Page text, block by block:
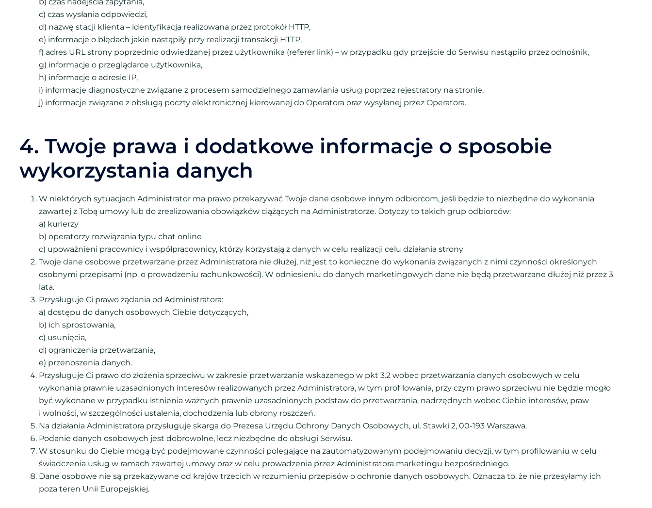
c) czas wysłania odpowiedzi,
d) nazwę stacji klienta – identyfikacja realizowana przez protokół HTTP,
e) informacje o błędach jakie nastąpiły przy realizacji transakcji HTTP,
f) adres URL strony poprzednio odwiedzanej przez użytkownika (referer link) – w przypadku gdy przejście do Serwisu nastąpiło przez odnośnik,
g) informacje o przeglądarce użytkownika,
h) informacje o adresie IP,
i) informacje diagnostyczne związane z procesem samodzielnego zamawiania usług poprzez rejestratory na stronie,
j) informacje związane z obsługą poczty elektronicznej kierowanej do Operatora oraz wysyłanej przez Operatora.
4. Twoje prawa i dodatkowe informacje o sposobie
wykorzystania danych
W niektórych sytuacjach Administrator ma prawo przekazywać Twoje dane osobowe innym odbiorcom, jeśli będzie to niezbędne do wykonania
zawartej z Tobą umowy lub do zrealizowania obowiązków ciążących na Administratorze. Dotyczy to takich grup odbiorców:
a) kurierzy
b) operatorzy rozwiązania typu chat online
c) upoważnieni pracownicy i współpracownicy, którzy korzystają z danych w celu realizacji celu działania strony
Twoje dane osobowe przetwarzane przez Administratora nie dłużej, niż jest to konieczne do wykonania związanych z nimi czynności określonych
osobnymi przepisami (np. o prowadzeniu rachunkowości). W odniesieniu do danych marketingowych dane nie będą przetwarzane dłużej niż przez 3
lata.
Przysługuje Ci prawo żądania od Administratora:
a) dostępu do danych osobowych Ciebie dotyczących,
b) ich sprostowania,
c) usunięcia,
d) ograniczenia przetwarzania,
e) przenoszenia danych.
Przysługuje Ci prawo do złożenia sprzeciwu w zakresie przetwarzania wskazanego w pkt 3.2 wobec przetwarzania danych osobowych w celu
wykonania prawnie uzasadnionych interesów realizowanych przez Administratora, w tym profilowania, przy czym prawo sprzeciwu nie będzie mogło
być wykonane w przypadku istnienia ważnych prawnie uzasadnionych podstaw do przetwarzania, nadrzędnych wobec Ciebie interesów, praw
i wolności, w szczególności ustalenia, dochodzenia lub obrony roszczeń.
Na działania Administratora przysługuje skarga do Prezesa Urzędu Ochrony Danych Osobowych, ul. Stawki 2, 00-193 Warszawa.
Podanie danych osobowych jest dobrowolne, lecz niezbędne do obsługi Serwisu.
W stosunku do Ciebie mogą być podejmowane czynności polegające na zautomatyzowanym podejmowaniu decyzji, w tym profilowaniu w celu
świadczenia usług w ramach zawartej umowy oraz w celu prowadzenia przez Administratora marketingu bezpośredniego.
Dane osobowe nie są przekazywane od krajów trzecich w rozumieniu przepisów o ochronie danych osobowych. Oznacza to, że nie przesyłamy ich
poza teren Unii Europejskiej.